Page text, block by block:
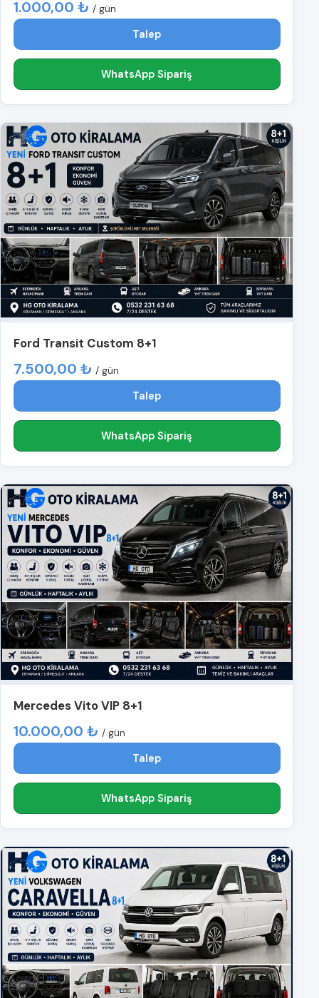
1.000,00 ₺ / gün
Talep
WhatsApp Sipariş
Ford Transit Custom 8+1
7.500,00 ₺ / gün
Talep
WhatsApp Sipariş
Mercedes Vito VIP 8+1
10.000,00 ₺ / gün
Talep
WhatsApp Sipariş